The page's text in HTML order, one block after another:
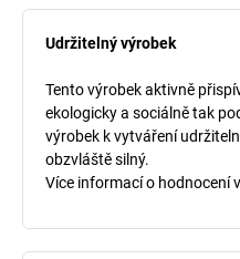
Udržitelný výrobek
Tento výrobek aktivně
ekologicky a sociálně tak
výrobek k vytváření
obzvláště silný.
Více informací o hodnocení